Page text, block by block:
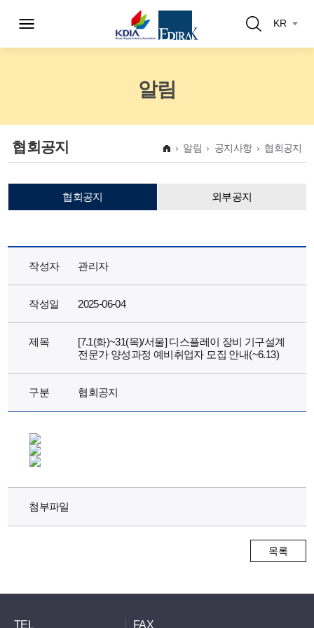
KR
알림
협회공지 알림 공지사항 협회공지
협회공지 외부공지
작성자 관리자
작성일 2025-06-04
제목
[7.1(화)~31(목)/서울] 디스플레이 장비 기구설계
전문가 양성과정 예비취업자 모집 안내(~6.13)
구분 협회공지
첨부파일
목록
TEL FAX